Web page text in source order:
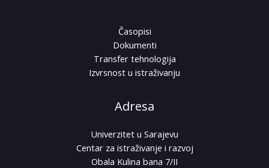
Časopisi
Dokumenti
Transfer tehnologija
Izvrsnost u istraživanju
Adresa
Univerzitet u Sarajevu
Centar za istraživanje i razvoj
Obala Kulina bana 7/II